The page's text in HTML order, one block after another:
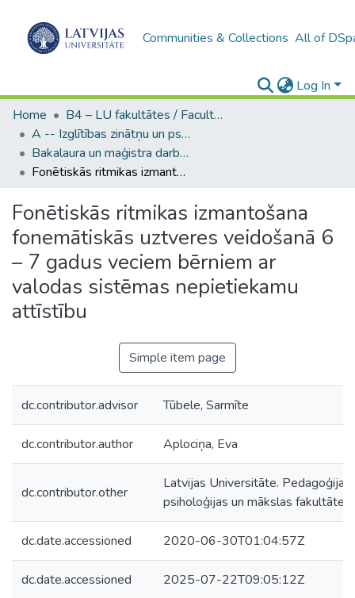
Communities & Collections All of
Log In
Home
B4 – LU fakultātes / Faculties of the UL
A -- Izglītības zinātņu un psiholoģijas fakultāte / Faculty of Education Sciences and Psychology
Bakalaura un maģistra darbi (PPMF) / Bachelor's and Master's theses
Fonētiskās ritmikas izmantošana fonemātiskās uztveres veidošanā 6 – 7 gadus veciem bērniem ar valodas sistēmas nepietiekamu attīstību
Fonētiskās ritmikas izmantošana
fonemātiskās uztveres veidošanā 6
– 7 gadus veciem bērniem ar
valodas sistēmas nepietiekamu
attīstību
Simple item page
dc.contributor.advisor Tūbele, Sarmīte
dc.contributor.author Aplociņa, Eva
dc.contributor.other
Latvijas Universitāte. Pedagoģijas,
psiholoģijas un mākslas fakultāte
dc.date.accessioned 2020-06-30T01:04:57Z
dc.date.accessioned 2025-07-22T09:05:12Z